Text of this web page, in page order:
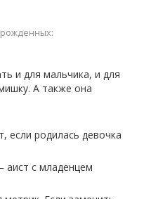
и для мальчика, и для
А также она
если родилась девочка
аист с младенцем